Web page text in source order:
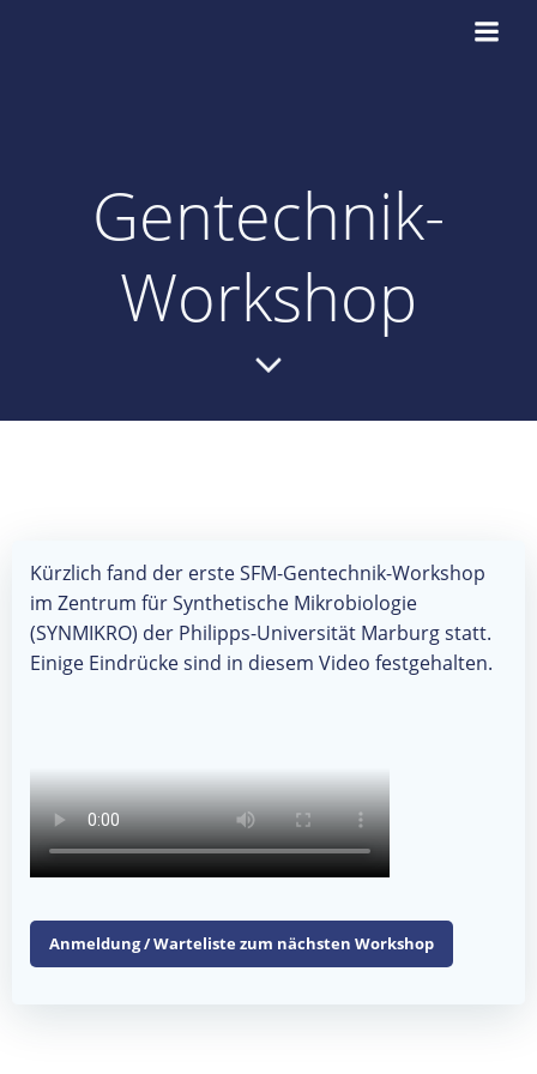
Gentechnik-
Workshop
Kürzlich fand der erste SFM-Gentechnik-Workshop
im Zentrum für Synthetische Mikrobiologie
(SYNMIKRO) der Philipps-Universität Marburg statt.
Einige Eindrücke sind in diesem Video festgehalten.
Anmeldung / Warteliste zum nächsten Workshop